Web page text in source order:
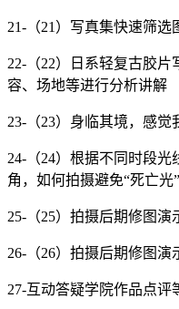
21-（21）写真集快速筛选
22-（22）日系轻复古胶
容、场地等进行分析讲解
23-（23）身临其境，感觉
24-（24）根据不同时段
角，如何拍摄避免“死亡光”
25-（25）拍摄后期修图演
26-（26）拍摄后期修图演
27-互动答疑学院作品点评